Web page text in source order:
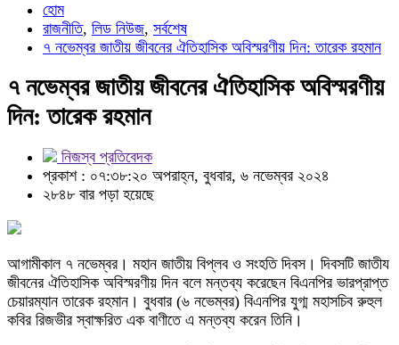
হোম
রাজনীতি, লিড নিউজ, সর্বশেষ
৭ নভেম্বর জাতীয় জীবনের ঐতিহাসিক অবিস্মরণীয় দিন: তারেক রহমান
৭ নভেম্বর জাতীয় জীবনের ঐতিহাসিক অবিস্মরণীয়
দিন: তারেক রহমান
নিজস্ব প্রতিবেদক
প্রকাশ : ০৭:৩৮:২০ অপরাহ্ন, বুধবার, ৬ নভেম্বর ২০২৪
২৮৪৮ বার পড়া হয়েছে
আগামীকাল ৭ নভেম্বর। মহান জাতীয় বিপ্লব ও সংহতি দিবস। দিবসটি জাতীয
জীবনের ঐতিহাসিক অবিস্মরণীয় দিন বলে মন্তব্য করেছেন বিএনপির ভারপ্রাপ্ত
চেয়ারম্যান তারেক রহমান। বুধবার (৬ নভেম্বর) বিএনপির যুগ্ম মহাসচিব রুহুল
কবির রিজভীর স্বাক্ষরিত এক বাণীতে এ মন্তব্য করেন তিনি।